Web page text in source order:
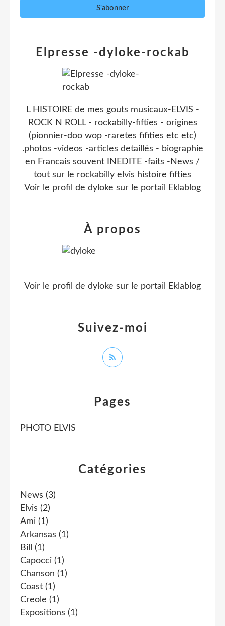
Catégories
News (3)
Elvis (2)
Ami (1)
Arkansas (1)
Bill
(1)
Capocci (1)
Chanson (1)
Coast (1)
Creole (1)
Expositions (1)
Pages
PHOTO ELVIS
Elpresse -dyloke-rockab
L HISTOIRE de mes gouts musicaux-ELVIS -
ROCK N ROLL - rockabilly-fifties - origines
(pionnier-doo wop -raretes fifities etc etc)
.photos -videos -articles detaillés - biographie
en Francais souvent INEDITE -faits -News /
tout sur le rockabilly elvis histoire fifties
Voir le profil de dyloke sur le portail Eklablog
Suivez-moi
À propos
Voir le profil de dyloke sur le portail Eklablog